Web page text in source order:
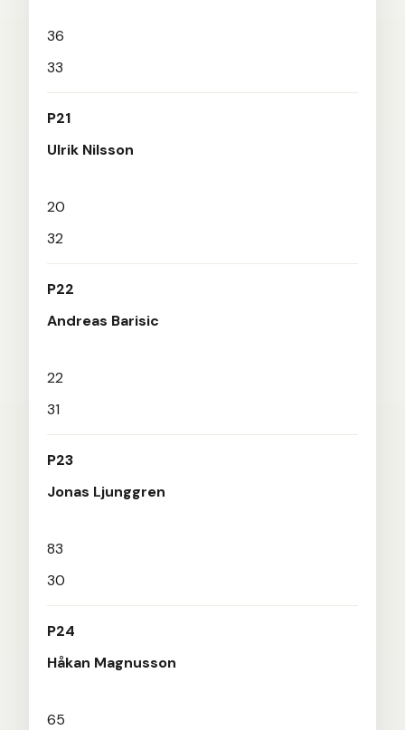
36
33
P21
Ulrik Nilsson
20
32
P22
Andreas Barisic
22
31
P23
Jonas Ljunggren
83
30
P24
Håkan Magnusson
65